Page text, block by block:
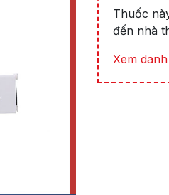
Thuốc
đến nhà
Xem